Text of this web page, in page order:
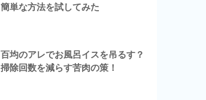
簡単な方法を試してみた
百均のアレでお風呂イスを吊るす？
掃除回数を減らす苦肉の策！